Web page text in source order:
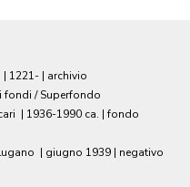
| 1221- | archivio
fondi / Superfondo
| 1936-1990 ca. | fondo
| giugno 1939 | negativo